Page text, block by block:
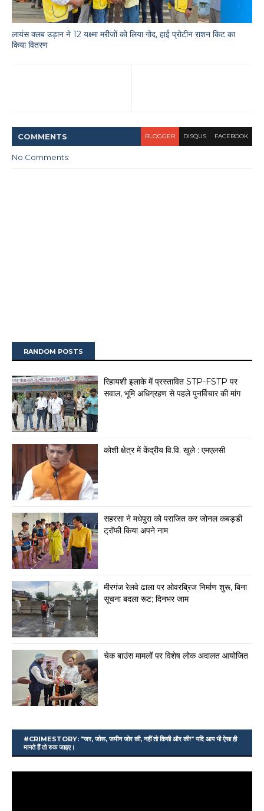
लायंस क्लब उड़ान ने 12 यक्ष्मा मरीजों को लिया गोद, हाई प्रोटीन राशन किट का
किया वितरण
COMMENTS BLOGGER DISQUS FACEBOOK
No Comments:
RANDOM POSTS
रिहायशी इलाके में प्रस्तावित STP-FSTP पर
सवाल, भूमि अधिग्रहण से पहले पुनर्विचार की मांग
कोशी क्षेत्र में केंद्रीय वि.वि. खुले : एमएलसी
सहरसा ने मधेपुरा को पराजित कर जोनल कबड्डी
ट्रॉफी किया अपने नाम
मीरगंज रेलवे ढाला पर ओवरब्रिज निर्माण शुरू, बिना
सूचना बदला रूट; दिनभर जाम
चेक बाउंस मामलों पर विशेष लोक अदालत आयोजित
#CRIMESTORY: "जर, जोरू, जमीन जोर की, नहीं तो किसी और की!" यदि आप भी ऐसा ही
मानते हैं तो रुक जाइए।